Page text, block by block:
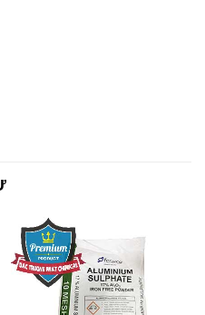
Phèn Nhôm – Al2(SO4)3 17%